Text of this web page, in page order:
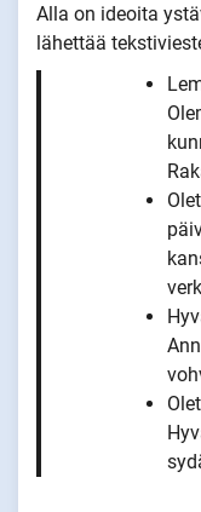
Alla on ideoita
lähettää